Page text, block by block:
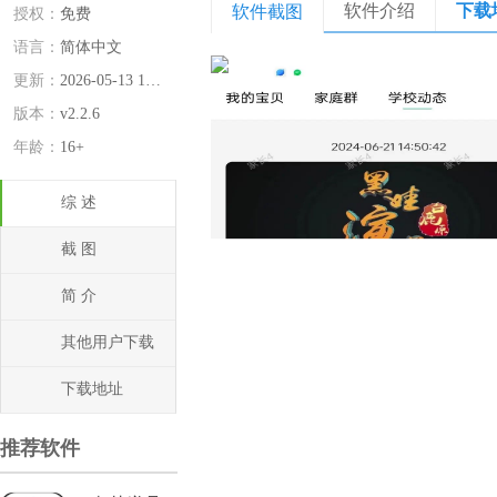
授权： 免费
语言： 简体中文
更新：
2026-05-13 15:47:31
版本： v2.2.6
年龄： 16+
综 述
截 图
简 介
其他用户下载
下载地址
推荐软件
软件截图 软件介绍 下载